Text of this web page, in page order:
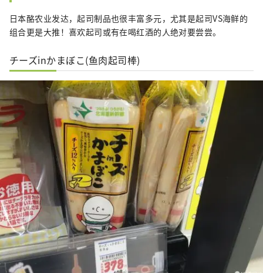
日本酪农业发达，起司制品也很丰富多元，尤其是起司VS海鲜的
组合更是大推！喜欢起司或有在喝红酒的人绝对要尝尝。
チーズinかまぼこ(鱼肉起司棒)